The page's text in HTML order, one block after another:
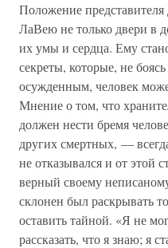
Положение
ЛаВею не только двери в
их умы и сердца. Ему
секреты, которые, не
осужденным, человек
Мнение о том, что
должен нести бремя
других смертных, —
не отказывался и от этой
верный своему
склонен был раскрывать
оставить тайной. «Я не
рассказать, что я знаю; я